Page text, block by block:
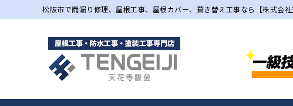
松阪市で雨漏り修理、屋根工事、屋根カバー、葺き替え工事なら【株式会